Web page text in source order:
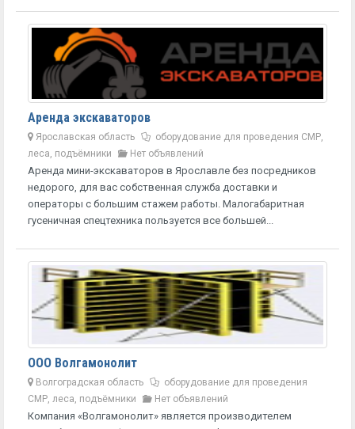
Аренда экскаваторов
Ярославская область
оборудование для проведения СМР,
леса, подъёмники
Нет объявлений
Аренда мини-экскаваторов в Ярославле без посредников
недорого, для вас собственная служба доставки и
операторы с большим стажем работы. Малогабаритная
гусеничная спецтехника пользуется все большей...
ООО Волгамонолит
Волгоградская область
оборудование для проведения
СМР, леса, подъёмники
Нет объявлений
Компания «Волгамонолит» является производителем